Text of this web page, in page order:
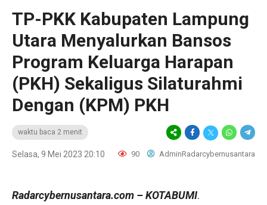
TP-PKK Kabupaten Lampung
Utara Menyalurkan Bansos
Program Keluarga Harapan
(PKH) Sekaligus Silaturahmi
Dengan (KPM) PKH
waktu baca 2 menit
Selasa, 9 Mei 2023 20:10 90 AdminRadarcybernusantara
Radarcybernusantara.com – KOTABUMI.